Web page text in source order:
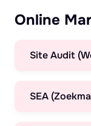
Online
Site Audit
SEA